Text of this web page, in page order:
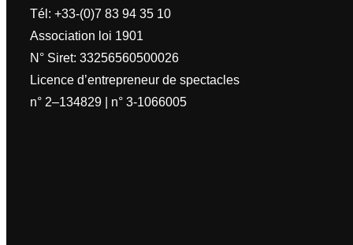
Tél: +33-(0)7 83 94 35 10
Association loi 1901
N° Siret: 33256560500026
Licence d’entrepreneur de spectacles
n° 2–134829 | n° 3-1066005